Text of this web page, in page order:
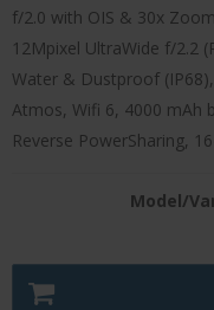
f/2.0 with OIS & 30x
12Mpixel UltraWide f/2.2
Water & Dustproof
Atmos, Wifi 6, 4000 mAh
Reverse PowerSharing,
Model/